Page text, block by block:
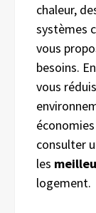
chaleur,
systèmes
vous
besoins.
vous
consulter
les
logement.